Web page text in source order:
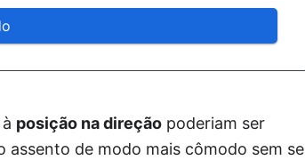
posição na direção poderiam ser
de modo mais cômodo sem se